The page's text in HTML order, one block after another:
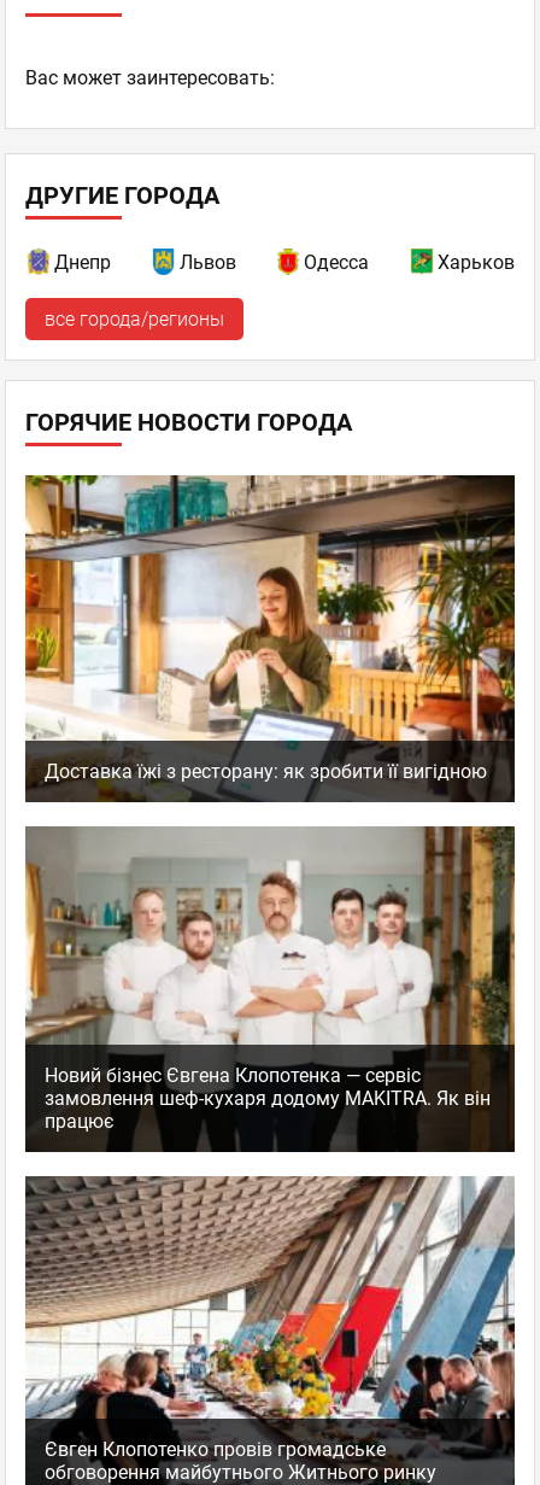
Ваc может заинтересовать:
ДРУГИЕ ГОРОДА
Днепр Львов Одесса Харьков
все города/регионы
ГОРЯЧИЕ НОВОСТИ ГОРОДА
Доставка їжі з ресторану: як зробити її вигідною
Новий бізнес Євгена Клопотенка — сервіс
замовлення шеф-кухаря додому MAKITRA. Як він
працює
Євген Клопотенко провів громадське
обговорення майбутнього Житнього ринку